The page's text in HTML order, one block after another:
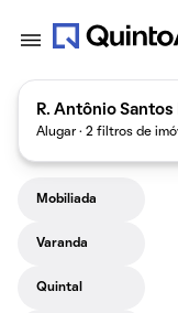
R. Antônio
Alugar · 2 filtros de
Mobiliada
Varanda
Quintal